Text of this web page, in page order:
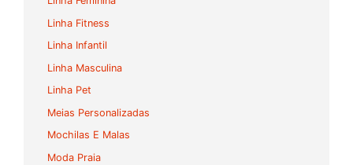
Linha Fitness
Linha Infantil
Linha Masculina
Linha Pet
Meias Personalizadas
Mochilas E Malas
Moda Praia